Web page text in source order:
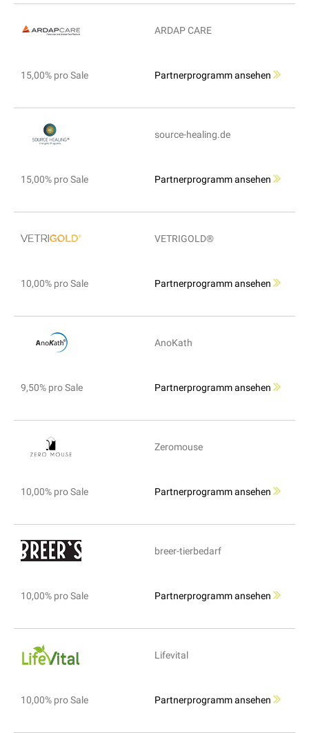
ARDAP CARE
15,00% pro Sale Partnerprogramm ansehen
source-healing.de
15,00% pro Sale Partnerprogramm ansehen
VETRIGOLD®
10,00% pro Sale Partnerprogramm ansehen
AnoKath
9,50% pro Sale Partnerprogramm ansehen
Zeromouse
10,00% pro Sale Partnerprogramm ansehen
breer-tierbedarf
10,00% pro Sale Partnerprogramm ansehen
Lifevital
10,00% pro Sale Partnerprogramm ansehen